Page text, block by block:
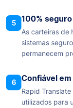
5 100%
As carteiras de
sistemas
permanecem
6 Confiável
Rapid
utilizados para